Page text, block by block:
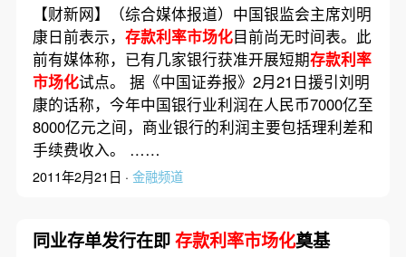
【财新网】（综合媒体报道）中国银监会主席刘明
康日前表示， 存款利率市场化目前尚无时间表。此
前有媒体称，已有几家银行获准开展短期存款利率
市场化试点。 据《中国证券报》2月21日援引刘明
康的话称，今年中国银行业利润在人民币7000亿至
8000亿元之间，商业银行的利润主要包括理利差和
手续费收入。 ……
2011年2月21日 · 金融频道
同业存单发行在即存款利率市场化奠基